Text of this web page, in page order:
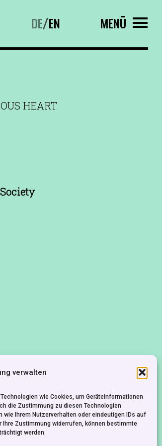
verwalten
wie Cookies, um Geräteinformationen
die Zustimmung zu diesen Technologien
Ihrem Nutzerverhalten oder eindeutigen IDs auf
Zustimmung widerrufen, können bestimmte
werden.
DE/EN MENÜ
HEART
IMPRESSUM DATENSCHUTZ